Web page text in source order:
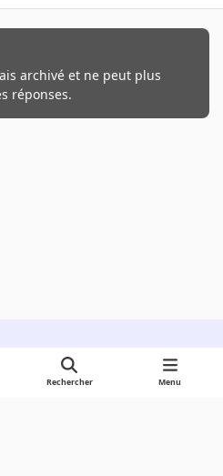
archivé et ne peut plus
réponses.
Rechercher Menu